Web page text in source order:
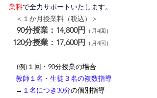
業料で全力サポートいたします。
＜１か月授業料（税込）＞
90分授業：14,800円 （月4回）
120分授業：17,600円 （月4回）
(例)１回・90分授業の場合
教師１名・生徒３名の複数指導
→ １名につき30分の個別指導